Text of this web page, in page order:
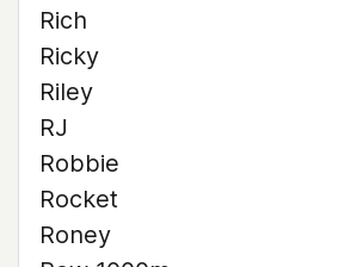
Rich
Ricky
Riley
RJ
Robbie
Rocket
Roney